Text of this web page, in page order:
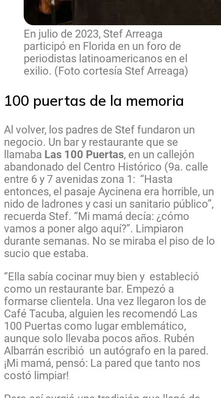
En julio de 2023, Stef Arreaga
participó en Florida en un foro de
periodistas latinoamericanos en el
exilio. (Foto cortesía Stef Arreaga)
100 puertas de la memoria
Al volver, los padres de Stef fundaron un
negocio. Un bar y restaurante que se
llamaba Las 100 Puertas, en un callejón
abandonado del Centro Histórico (9a. calle
entre 6 y 7 avenidas zona 1: “Hasta
entonces, el pasaje Aycinena era horrible, un
nido de ladrones y casi un sanitario público”,
recuerda Stef. “Mi mamá decía: ¿cómo
vamos a poner algo aquí?”. Limpiaron
durante semanas. No se miraba el piso de lo
sucio que estaba.
“Ella sabía cocinar muy bien y estableció
como un restaurante bar. Empezó a
formarse clientela. Una vez llegaron los de
Café Tacuba, alguien les recomendó Las
100 Puertas como lugar emblemático,
aunque solo llevaba pocos años. Rubén
Albarrán escribió un autógrafo en la pared.
¡Mi mamá, pensó: La pared que tanto nos
costó limpiar!